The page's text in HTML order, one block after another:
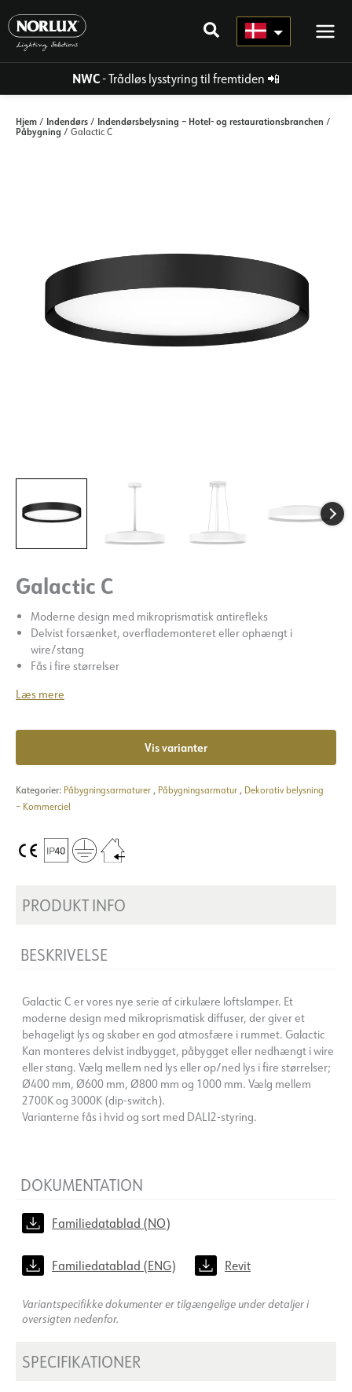
indhold
NWC- Trådløs lysstyring til fremtiden 📲
Hjem / Indendørs / Indendørsbelysning – Hotel- og restaurationsbranchen /
Påbygning / Galactic C
Galactic C
Moderne design med mikroprismatisk antirefleks
Delvist forsænket, overflademonteret eller ophængt i
wire/stang
Fås i fire størrelser
Læs mere
Vis varianter
Kategorier: Påbygningsarmaturer , Påbygningsarmatur , Dekorativ belysning
– Kommerciel
PRODUKT INFO
BESKRIVELSE
Galactic C er vores nye serie af cirkulære loftslamper. Et
moderne design med mikroprismatisk diffuser, der giver et
behageligt lys og skaber en god atmosfære i rummet. Galactic
Kan monteres delvist indbygget, påbygget eller nedhængt i wire
eller stang. Vælg mellem ned lys eller op/ned lys i fire størrelser;
Ø400 mm, Ø600 mm, Ø800 mm og 1000 mm. Vælg mellem
2700K og 3000K (dip-switch).
Varianterne fås i hvid og sort med DALI2-styring.
DOKUMENTATION
Familiedatablad (NO)
Familiedatablad (ENG) Revit
Variantspecifikke dokumenter er tilgængelige under detaljer i
oversigten nedenfor.
SPECIFIKATIONER